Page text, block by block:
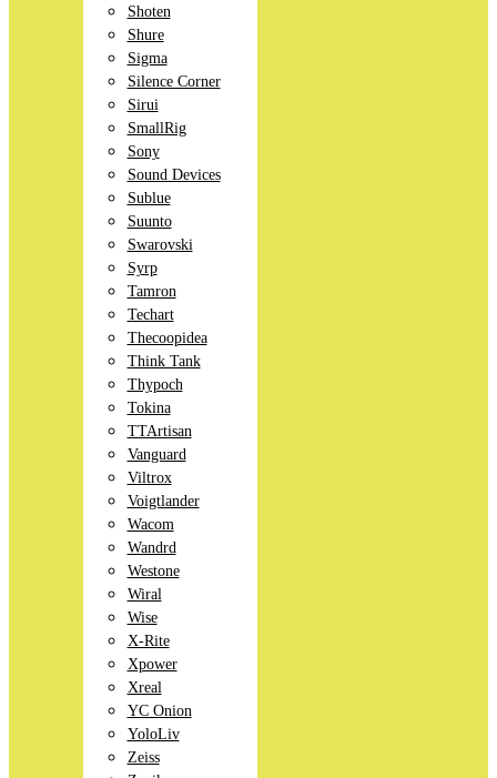
Shoten
Shure
Sigma
Silence Corner
Sirui
SmallRig
Sony
Sound Devices
Sublue
Suunto
Swarovski
Syrp
Tamron
Techart
Thecoopidea
Think Tank
Thypoch
Tokina
TTArtisan
Vanguard
Viltrox
Voigtlander
Wacom
Wandrd
Westone
Wiral
Wise
X-Rite
Xpower
Xreal
YC Onion
YoloLiv
Zeiss